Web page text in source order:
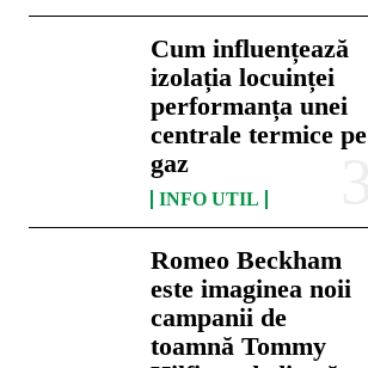
Cum influențează
izolația locuinței
performanța unei
centrale termice pe
gaz
INFO UTIL
Romeo Beckham
este imaginea noii
campanii de
toamnă Tommy